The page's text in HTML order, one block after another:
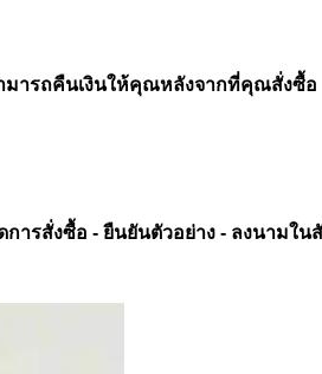
มารถคืนเงินให้คุณหลังจากที่คุณสั่งซื้อ
การสั่งซื้อ - ยืนยันตัวอย่าง - ลงนาม